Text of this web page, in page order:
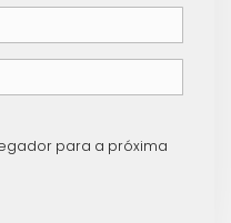
para a próxima